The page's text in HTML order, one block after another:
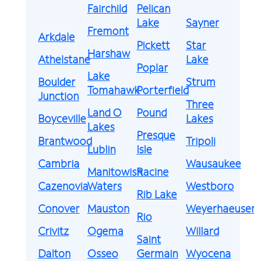
Arkdale
Athelstane
Boulder
Junction
Boyceville
Brantwood
Cambria
Cazenovia
Conover
Crivitz
Dalton
Fairchild
Fremont
Harshaw
Lake
Tomahawk
Land O
Lakes
Lublin
Manitowish
Waters
Mauston
Ogema
Osseo
Pelican
Lake
Pickett
Poplar
Porterfield
Pound
Presque
Isle
Racine
Rib Lake
Rio
Saint
Germain
Sayner
Star
Lake
Strum
Three
Lakes
Tripoli
Wausaukee
Westboro
Weyerhaeuser
Willard
Wyocena